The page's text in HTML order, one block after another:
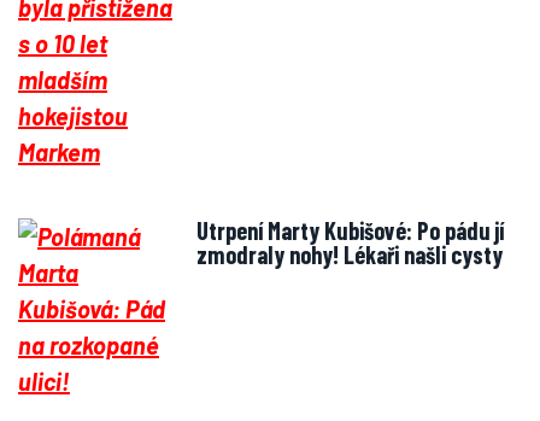
Utrpení Marty Kubišové: Po pádu jí
zmodraly nohy! Lékaři našli cysty